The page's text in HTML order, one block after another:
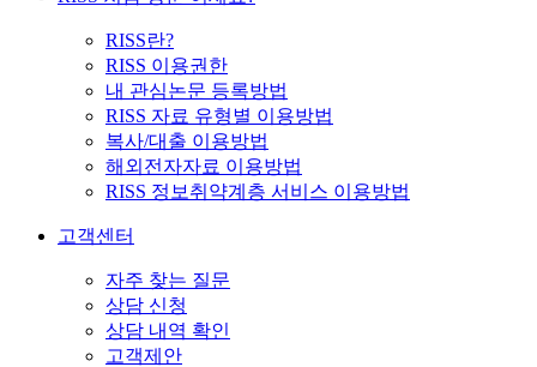
RISS란?
RISS 이용권한
내 관심논문 등록방법
RISS 자료 유형별 이용방법
복사/대출 이용방법
해외전자자료 이용방법
RISS 정보취약계층 서비스 이용방법
고객센터
자주 찾는 질문
상담 신청
상담 내역 확인
고객제안